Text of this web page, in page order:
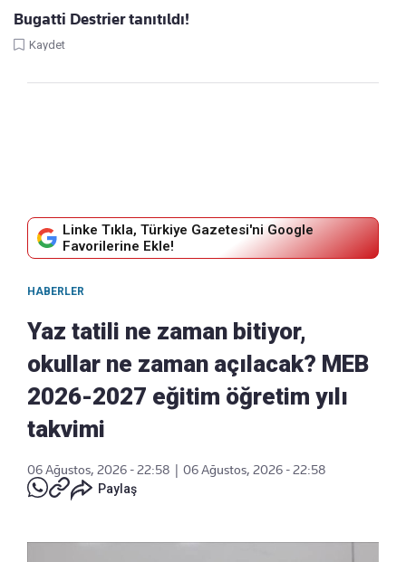
Bugatti Destrier tanıtıldı!
Kaydet
Linke Tıkla, Türkiye Gazetesi'ni Google
Favorilerine Ekle!
HABERLER
Yaz tatili ne zaman bitiyor,
okullar ne zaman açılacak? MEB
2026-2027 eğitim öğretim yılı
takvimi
06 Ağustos, 2026 - 22:58
06 Ağustos, 2026 - 22:58
Paylaş